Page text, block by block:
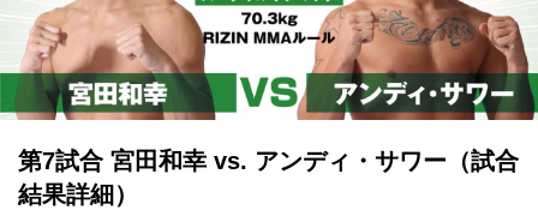
第7試合 宮田和幸 vs. アンディ・サワー（試合
結果詳細）